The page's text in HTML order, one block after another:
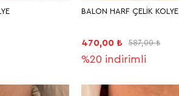
BALON HARF ÇELİK KOLYE
470,00 ₺ 587,00 ₺
%20 indirimli